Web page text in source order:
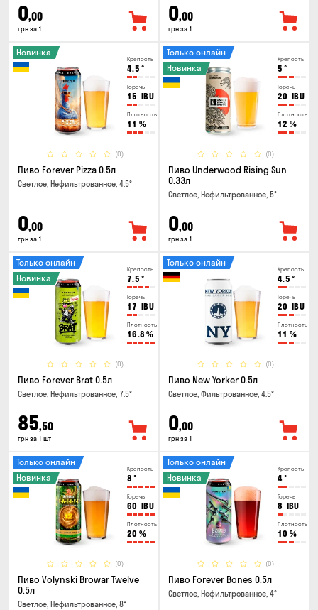
0,00
грн за 1
0,00
грн за 1
Крепость
4.5 °
Горечь
15 IBU
Плотность
11 %
(0)
Новинка
Пиво Forever Pizza 0.5л
Светлое, Нефильтрованное, 4.5°
0,00
грн за 1
Крепость
5 °
Горечь
20 IBU
Плотность
12 %
(0)
Только онлайн
Новинка
Пиво Underwood Rising Sun
0.33л
Светлое, Нефильтрованное, 5°
0,00
грн за 1
Крепость
7.5 °
Горечь
17 IBU
Плотность
16.8 %
(0)
Только онлайн
Новинка
Пиво Forever Brat 0.5л
Светлое, Нефильтрованное, 7.5°
85,50
грн за 1 шт
Крепость
4.5 °
Горечь
20 IBU
Плотность
11 %
(0)
Только онлайн
Пиво New Yorker 0.5л
Светлое, Фильтрованное, 4.5°
0,00
грн за 1
Крепость
8 °
Горечь
60 IBU
Плотность
20 %
(0)
Только онлайн
Новинка
Пиво Volynski Browar Twelve
0.5л
Светлое, Нефильтрованное, 8°
Крепость
4°
Горечь
8 IBU
Плотность
10 %
(0)
Только онлайн
Новинка
Пиво Forever Bones 0.5л
Светлое, Нефильтрованное, 4°